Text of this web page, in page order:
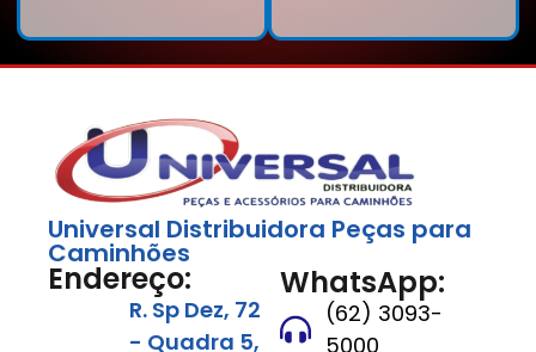
Universal Distribuidora Peças para
Caminhões
Endereço:
R. Sp Dez, 72
- Quadra 5,
WhatsApp:
(62) 3093-
5000